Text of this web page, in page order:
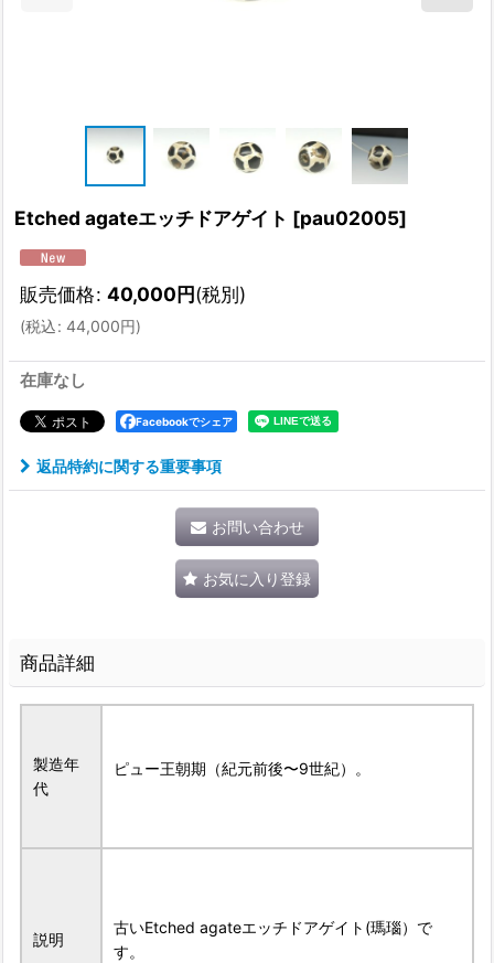
Etched agateエッチドアゲイト [pau02005]
販売価格: 40,000円(税別)
(税込: 44,000円)
在庫なし
Facebookでシェア
返品特約に関する重要事項
お問い合わせ
お気に入り登録
商品詳細
製造年
代
ピュー王朝期（紀元前後〜9世紀）。
説明
古いEtched agateエッチドアゲイト(瑪瑙）で
す。